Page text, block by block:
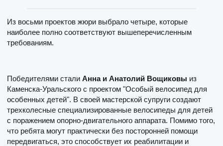
Из восьми проектов жюри выбрало четыре, которые
наиболее полно соответствуют вышеперечисленным
требованиям.
Победителями стали Анна и Анатолий Вощиковы из
Каменска-Уральского с проектом "Особый велосипед для
особенных детей". В своей мастерской супруги создают
трехколесные специализированные велосипеды для детей
с поражением опорно-двигательного аппарата. Помимо того,
что ребята могут практически без посторонней помощи
передвигаться, это способствует их реабилитации и